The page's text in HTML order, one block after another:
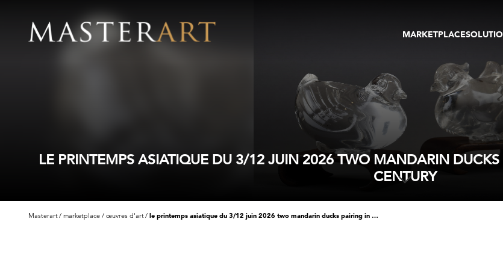
MARKETPLACE
GALERIES
TOURS VIRTUELS
PUBLICATIONS
EVENTS
FOIRE
MEMBRE
ENCHÈRES
LE PRINTEMPS ASIATIQUE DU 3/12 JUIN 2026 TWO MANDARIN
CENTURY
Masterart marketplace œuvres d'art le printemps asiatique du 3/12 juin 2026 two mandarin ducks pairing in rock crystal - china 19th century